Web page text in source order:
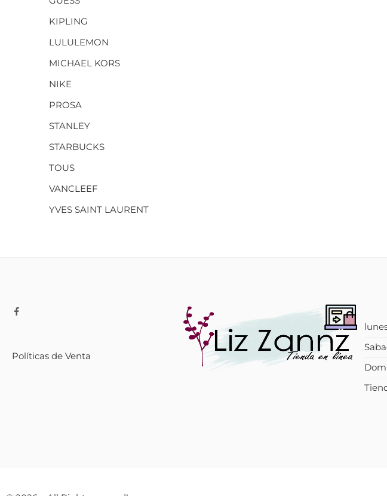
KIPLING
LULULEMON
MICHAEL KORS
NIKE
PROSA
STANLEY
STARBUCKS
TOUS
VANCLEEF
YVES SAINT LAURENT
Políticas de Venta